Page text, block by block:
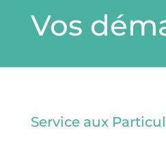
Vos
Service aux